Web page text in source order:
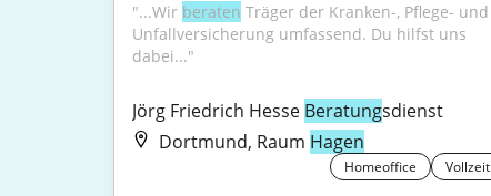
"...Wir beraten Träger der Kranken-, Pflege- und
Unfallversicherung umfassend. Du hilfst uns
dabei..."
Jörg Friedrich Hesse Beratungsdienst
Dortmund, Raum Hagen
Homeoffice Vollzeit